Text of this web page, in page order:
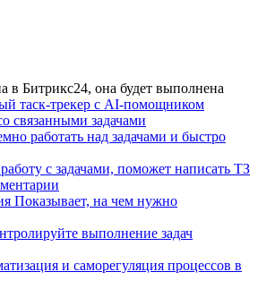
в Битрикс24, она будет выполнена
таск-трекер с AI-помощником
связанными задачами
работать над задачами и быстро
с задачами, поможет написать ТЗ
Показывает, на чем нужно
выполнение задач
и саморегуляция процессов в